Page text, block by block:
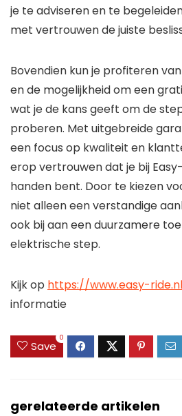
je te adviseren en te
met vertrouwen de juiste
Bovendien kun je profiteren
en de mogelijkheid om een
wat je de kans geeft om de
proberen. Met uitgebreide
een focus op kwaliteit en
erop vertrouwen dat je bij
handen bent. Door te kiezen
niet alleen een verstandige
ook bij aan een duurzamere
elektrische step.
Kijk op https://www.easy-
informatie
Save
0
gerelateerde artikelen